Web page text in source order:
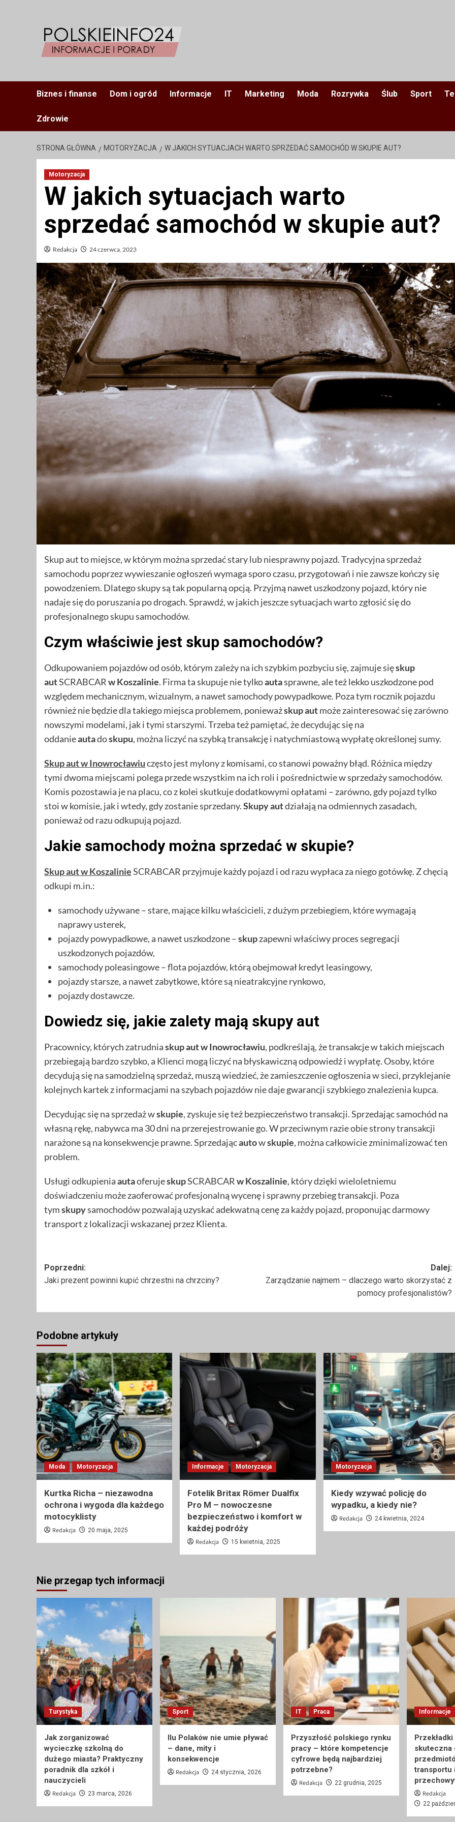
Biznes i finanse Dom i ogród Informacje IT Marketing Moda Rozrywka Ślub Sport
Zdrowie
STRONA GŁÓWNA MOTORYZACJA W JAKICH SYTUACJACH WARTO SPRZEDAĆ SAMOCHÓD W SKUPIE AUT?
Motoryzacja
W jakich sytuacjach warto
sprzedać samochód w skupie aut?
Redakcja 24 czerwca, 2023
Skup aut to miejsce, w którym można sprzedać stary lub niesprawny pojazd. Tradycyjna sprzedaż
samochodu poprzez wywieszanie ogłoszeń wymaga sporo czasu, przygotowań i nie zawsze kończy się
powodzeniem. Dlatego skupy są tak popularną opcją. Przyjmą nawet uszkodzony pojazd, który nie
nadaje się do poruszania po drogach. Sprawdź, w jakich jeszcze sytuacjach warto zgłosić się do
profesjonalnego skupu samochodów.
Czym właściwie jest skup samochodów?
Odkupowaniem pojazdów od osób, którym zależy na ich szybkim pozbyciu się, zajmuje sięskup
autSCRABCARw Koszalinie. Firma ta skupuje nie tylkoautasprawne, ale też lekko uszkodzone pod
względem mechanicznym, wizualnym, a nawet samochody powypadkowe. Poza tym rocznik pojazdu
również nie będzie dla takiego miejsca problemem, ponieważskup autmoże zainteresować się zarówno
nowszymi modelami, jak i tymi starszymi. Trzeba też pamiętać, że decydując się na
oddanieautadoskupu, można liczyć na szybką transakcję i natychmiastową wypłatę określonej sumy.
Skup aut w Inowrocławiuczęsto jest mylony z komisami, co stanowi poważny błąd. Różnica między
tymi dwoma miejscami polega przede wszystkim na ich roli i pośrednictwie w sprzedaży samochodów.
Komis pozostawia je na placu, co z kolei skutkuje dodatkowymi opłatami – zarówno, gdy pojazd tylko
stoi w komisie, jak i wtedy, gdy zostanie sprzedany.Skupy autdziałają na odmiennych zasadach,
ponieważ od razu odkupują pojazd.
Jakie samochody można sprzedać w skupie?
Skup aut w KoszalinieSCRABCAR przyjmuje każdy pojazd i od razu wypłaca za niego gotówkę. Z chęcią
odkupi m.in.:
samochody używane – stare, mające kilku właścicieli, z dużym przebiegiem, które wymagają
naprawy usterek,
pojazdy powypadkowe, a nawet uszkodzone –skupzapewni właściwy proces segregacji
uszkodzonych pojazdów,
samochody poleasingowe – flota pojazdów, którą obejmował kredyt leasingowy,
pojazdy starsze, a nawet zabytkowe, które są nieatrakcyjne rynkowo,
pojazdy dostawcze.
Dowiedz się, jakie zalety mają skupy aut
Pracownicy, których zatrudniaskup aut w Inowrocławiu, podkreślają, że transakcje w takich miejscach
przebiegają bardzo szybko, a Klienci mogą liczyć na błyskawiczną odpowiedź i wypłatę. Osoby, które
decydują się na samodzielną sprzedaż, muszą wiedzieć, że zamieszczenie ogłoszenia w sieci, przyklejanie
kolejnych kartek z informacjami na szybach pojazdów nie daje gwarancji szybkiego znalezienia kupca.
Decydując się na sprzedaż wskupie, zyskuje się też bezpieczeństwo transakcji. Sprzedając samochód na
własną rękę, nabywca ma 30 dni na przerejestrowanie go. W przeciwnym razie obie strony transakcji
narażone są na konsekwencje prawne. Sprzedającautowskupie, można całkowicie zminimalizować ten
problem.
Usługi odkupieniaautaoferujeskupSCRABCARw Koszalinie, który dzięki wieloletniemu
doświadczeniu może zaoferować profesjonalną wycenę i sprawny przebieg transakcji. Poza
tymskupysamochodów pozwalają uzyskać adekwatną cenę za każdy pojazd, proponując darmowy
transport z lokalizacji wskazanej przez Klienta.
Zobacz
wpisy
Poprzedni:
Jaki prezent powinni kupić chrzestni na chrzciny?
Dalej:
Zarządzanie najmem – dlaczego warto skorzystać z
pomocy profesjonalistów?
Podobne artykuły
Moda Motoryzacja
Kurtka Richa – niezawodna
ochrona i wygoda dla każdego
motocyklisty
Redakcja 20 maja, 2025
Informacje Motoryzacja
Fotelik Britax Römer Dualfix
Pro M – nowoczesne
bezpieczeństwo i komfort w
każdej podróży
Redakcja 15 kwietnia, 2025
Motoryzacja
Kiedy wzywać policję do
wypadku, a kiedy nie?
Redakcja 24 kwietnia, 2024
Nie przegap tych informacji
Turystyka
Jak zorganizować
wycieczkę szkolną do
dużego miasta? Praktyczny
poradnik dla szkół i
nauczycieli
Redakcja 23 marca, 2026
Sport
Ilu Polaków nie umie pływać
– dane, mity i
konsekwencje
Redakcja 24 stycznia, 2026
IT Praca
Przyszłość polskiego rynku
pracy – które kompetencje
cyfrowe będą najbardziej
potrzebne?
Redakcja 22 grudnia, 2025
Informacje
skuteczna
transportu i
Redakcja
22